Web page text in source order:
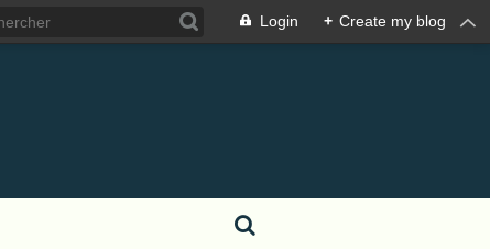
Login + Create my blog